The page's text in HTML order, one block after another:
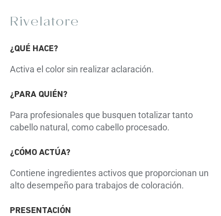
Rivelatore
¿QUÉ HACE?
Activa el color sin realizar aclaración.
¿PARA QUIÉN?
Para profesionales que busquen totalizar tanto
cabello natural, como cabello procesado.
¿CÓMO ACTÚA?
Contiene ingredientes activos que proporcionan un
alto desempeño para trabajos de coloración.
PRESENTACIÓN